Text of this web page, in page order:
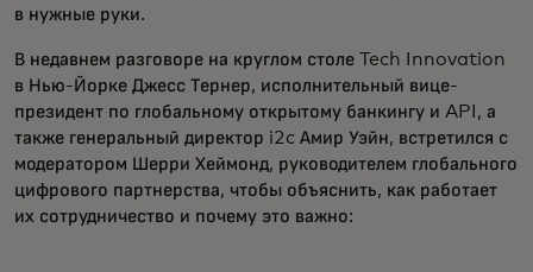
в нужные руки.
В недавнем разговоре на круглом столе Tech Innovation
в Нью-Йорке Джесс Тернер, исполнительный вице-
президент по глобальному открытому банкингу и API, а
также генеральный директор i2c Амир Уэйн, встретился с
модератором Шерри Хеймонд, руководителем глобального
цифрового партнерства, чтобы объяснить, как работает
их сотрудничество и почему это важно: